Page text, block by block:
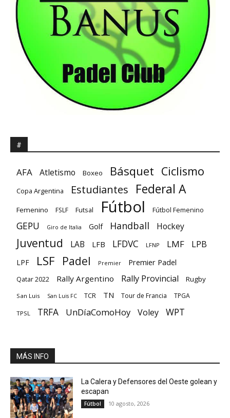
#
AFA Atletismo Boxeo Básquet Ciclismo
Copa Argentina Estudiantes Federal A
Femenino FSLF Futsal Fútbol Fútbol Femenino
GEPU Giro de Italia Golf Handball Hockey
Juventud LAB LFB LFDVC LFNP LMF LPB
LPF LSF Padel Premier Premier Padel
Qatar 2022 Rally Argentino Rally Provincial Rugby
San Luis San Luis FC TCR TN Tour de Francia TPGA
TPSL TRFA UnDíaComoHoy Voley WPT
MÁS INFO
La Calera y Defensores del Oeste golean y
escapan
Fútbol 10 agosto, 2026